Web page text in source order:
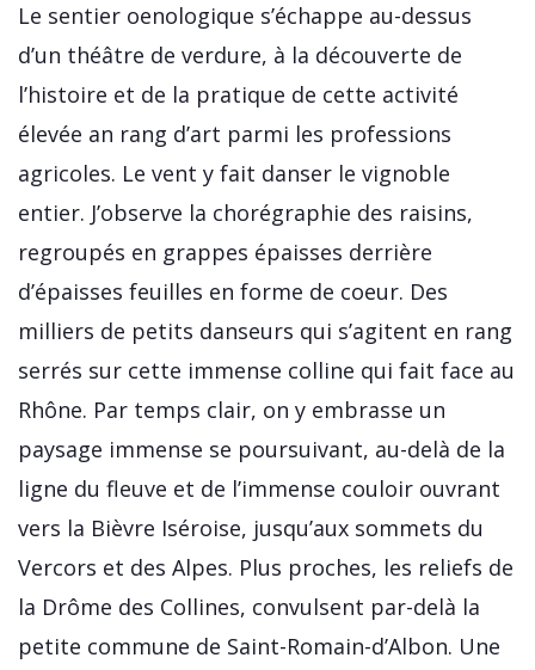
Le sentier oenologique s’échappe au-dessus
d’un théâtre de verdure, à la découverte de
l’histoire et de la pratique de cette activité
élevée an rang d’art parmi les professions
agricoles. Le vent y fait danser le vignoble
entier. J’observe la chorégraphie des raisins,
regroupés en grappes épaisses derrière
d’épaisses feuilles en forme de coeur. Des
milliers de petits danseurs qui s’agitent en rang
serrés sur cette immense colline qui fait face au
Rhône. Par temps clair, on y embrasse un
paysage immense se poursuivant, au-delà de la
ligne du fleuve et de l’immense couloir ouvrant
vers la Bièvre Iséroise, jusqu’aux sommets du
Vercors et des Alpes. Plus proches, les reliefs de
la Drôme des Collines, convulsent par-delà la
petite commune de Saint-Romain-d’Albon. Une